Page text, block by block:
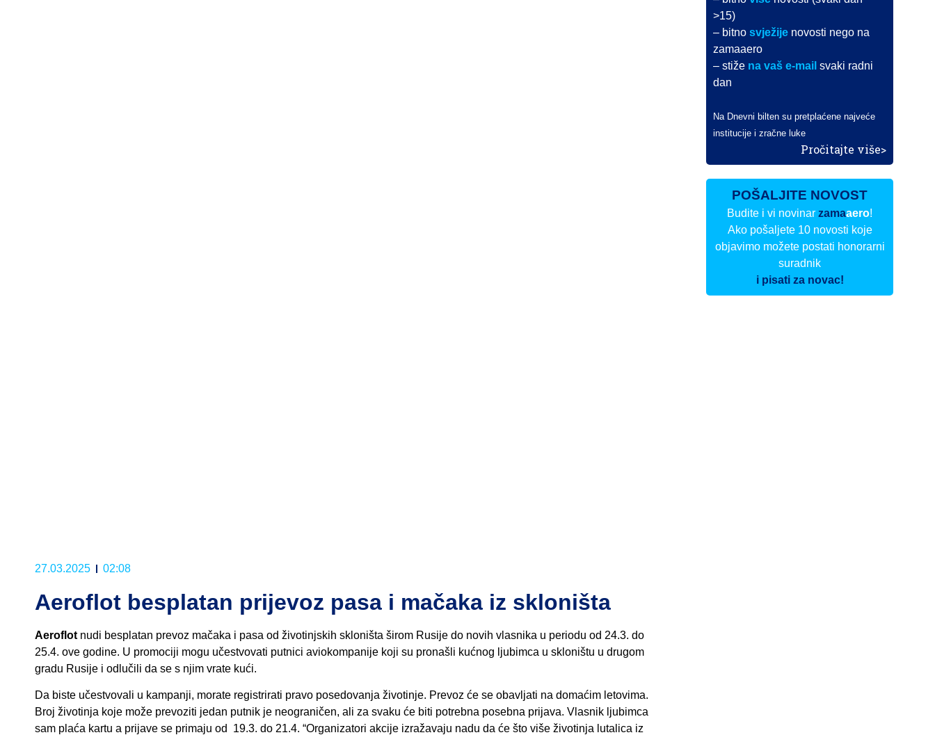
27.03.2025 02:08
Aeroflot besplatan prijevoz pasa i mačaka iz skloništa
Aeroflot nudi besplatan prevoz mačaka i pasa od životinjskih skloništa širom Rusije do novih vlasnika u periodu od 24.3. do
25.4. ove godine. U promociji mogu učestvovati putnici aviokompanije koji su pronašli kućnog ljubimca u skloništu u drugom
gradu Rusije i odlučili da se s njim vrate kući.
Da biste učestvovali u kampanji, morate registrirati pravo posedovanja životinje. Prevoz će se obavljati na domaćim letovima.
Broj životinja koje može prevoziti jedan putnik je neograničen, ali za svaku će biti potrebna posebna prijava. Vlasnik ljubimca
sam plaća kartu a prijave se primaju od 19.3. do 21.4. “Organizatori akcije izražavaju nadu da će što više životinja lutalica iz
>15)
– bitnosvježije novosti nego na
zamaaero
– stiže na vaš e-mail svaki radni
dan
Na Dnevni bilten su pretplaćene najveće
institucije i zračne luke
Pročitajte više>
POŠALJITE NOVOST
Budite i vi novinarzamaaero!
Ako pošaljete 10 novosti koje
objavimo možete postati honorarni
suradnik
i pisati za novac!